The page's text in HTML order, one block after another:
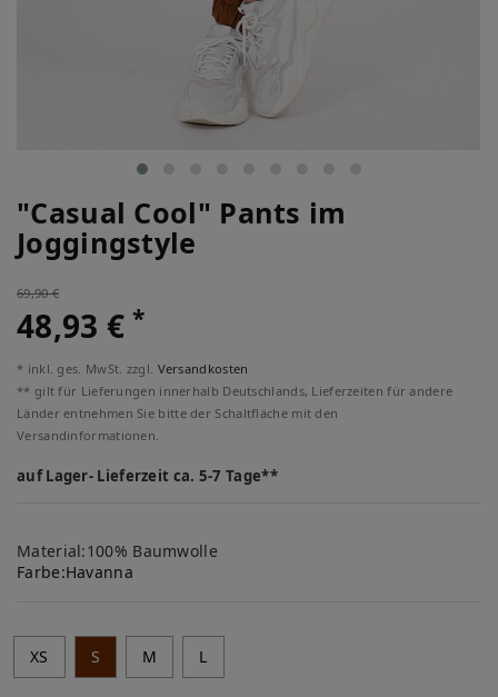
"Casual Cool" Pants im
Joggingstyle
69,90 €
48,93 €*
* inkl. ges. MwSt. zzgl. Versandkosten
** gilt für Lieferungen innerhalb Deutschlands, Lieferzeiten für andere
Länder entnehmen Sie bitte der Schaltfläche mit den
Versandinformationen.
auf Lager- Lieferzeit ca. 5-7 Tage**
Material:100% Baumwolle
Farbe:Havanna
XS S M L